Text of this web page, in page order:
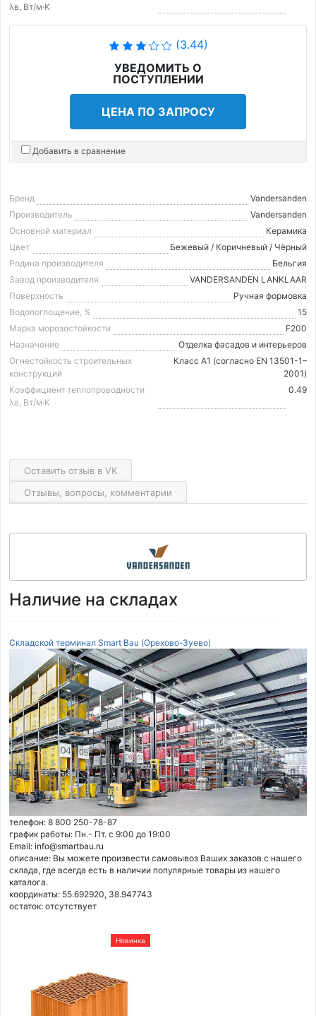
λв, Вт/м·K
(3.44)
УВЕДОМИТЬ О
ПОСТУПЛЕНИИ
ЦЕНА ПО ЗАПРОСУ
Добавить в сравнение
Бренд
Vandersanden
Производитель
Vandersanden
Основной материал
Керамика
Цвет
Бежевый / Коричневый / Чёрный
Родина производителя
Бельгия
Завод производителя
VANDERSANDEN LANKLAAR
Поверхность
Ручная формовка
Водопоглощение, %
15
Марка морозостойкости
F200
Назначение
Отделка фасадов и интерьеров
Огнестойкость строительных
конструкций
Класс А1 (согласно EN 13501-1–
2001)
Коэффициент теплопроводности
λв, Вт/м·K
0.49
Оставить отзыв в VK
Отзывы, вопросы, комментарии
Наличие на складах
Складской терминал Smart Bau (Орехово-Зуево)
телефон: 8 800 250-78-87
график работы: Пн.- Пт. с 9:00 до 19:00
Email: info@smartbau.ru
описание: Вы можете произвести самовывоз Ваших заказов с нашего
склада, где всегда есть в наличии популярные товары из нашего
каталога.
координаты: 55.692920, 38.947743
остаток: отсутствует
Новинка